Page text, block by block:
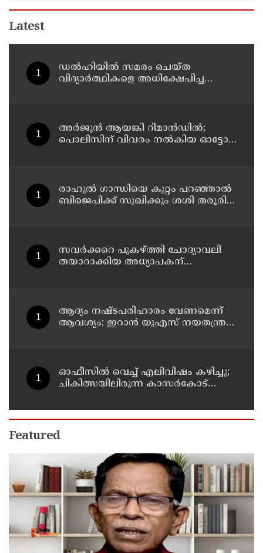
Latest
ഡൽഹിയിൽ സമരം ചെയ്ത
വിദ്യാർത്ഥികളെ അധിക്ഷേപിച്ച
അര്‍ജുന്‍ ആയങ്കി റിമാന്‍ഡില്‍;
പൊലിസിന് വിവരം നൽകിയ ഓട്ടോ
രാഹുല്‍ ഗാന്ധിയെ കുറ്റം പറഞ്ഞാല്‍
ബിജെപിക്ക് സുഖിക്കും ശശി തരൂരിന്
സവര്‍ക്കറെ പുകഴ്ത്തി ചോദ്യാവലി
തയാറാക്കിയ അധ്യാപകന്
ആദ്യം നഷ്ടപരിഹാരം വേണമെന്ന്
ആവശ്യം; ഇറാന്‍ യുഎസ് നയതന്ത്ര
ഓഫീസില്‍ വെച്ച് എലിവിഷം കഴിച്ചു;
ചികിത്സയിലിരുന്ന കാസര്‍കോട്
Featured